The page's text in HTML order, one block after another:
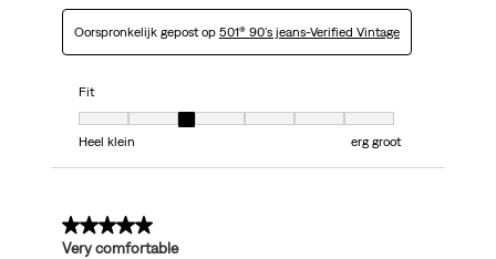
Oorspronkelijk gepost op 501® 90's jeans-Verified Vintage
Fit
Fit, 3 van 7, waarbij 1 gelijk is aan Heel klein en 7 gelijk is aan erg groot
Heel klein
erg groot
5 van 5 sterren.
Very comfortable